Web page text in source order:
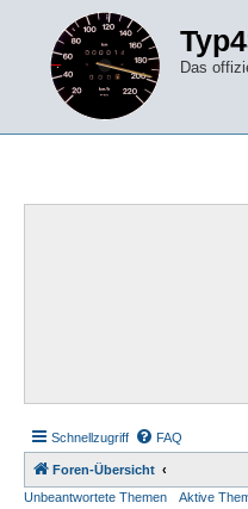
Das
Schnellzugriff FAQ
Foren-Übersicht
Unbeantwortete Themen
Aktive